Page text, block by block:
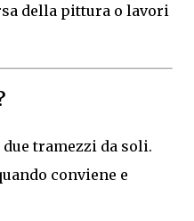
della pittura o lavori
tramezzi da soli.
conviene e